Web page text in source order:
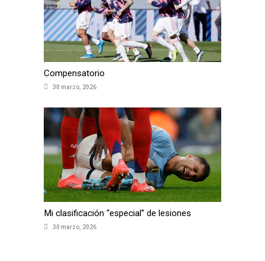
Compensatorio
30 marzo, 2026
Mi clasificación “especial” de lesiones
30 marzo, 2026